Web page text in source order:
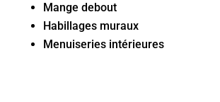
Mange debout
Habillages muraux
Menuiseries intérieures